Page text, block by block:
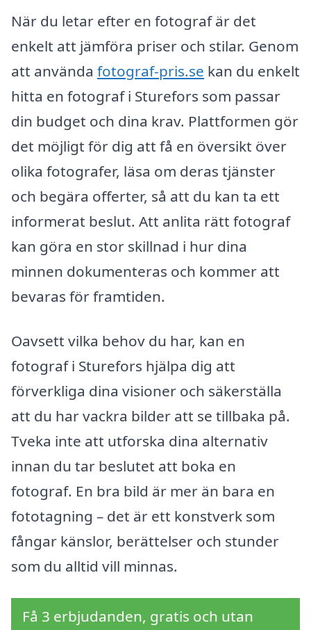
När du letar efter en fotograf är det
enkelt att jämföra priser och stilar. Genom
att använda fotograf-pris.se kan du enkelt
hitta en fotograf i Sturefors som passar
din budget och dina krav. Plattformen gör
det möjligt för dig att få en översikt över
olika fotografer, läsa om deras tjänster
och begära offerter, så att du kan ta ett
informerat beslut. Att anlita rätt fotograf
kan göra en stor skillnad i hur dina
minnen dokumenteras och kommer att
bevaras för framtiden.
Oavsett vilka behov du har, kan en
fotograf i Sturefors hjälpa dig att
förverkliga dina visioner och säkerställa
att du har vackra bilder att se tillbaka på.
Tveka inte att utforska dina alternativ
innan du tar beslutet att boka en
fotograf. En bra bild är mer än bara en
fototagning – det är ett konstverk som
fångar känslor, berättelser och stunder
som du alltid vill minnas.
Få 3 erbjudanden, gratis och utan